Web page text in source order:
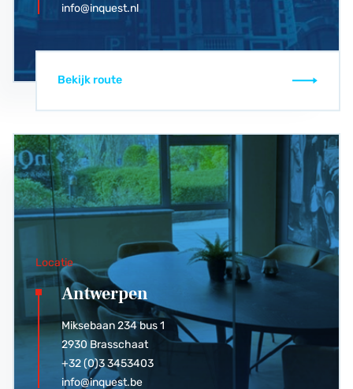
info@inquest.nl
Bekijk route
Locatie
Antwerpen
Miksebaan 234 bus 1
2930 Brasschaat
+32 (0)3 3453403
info@inquest.be